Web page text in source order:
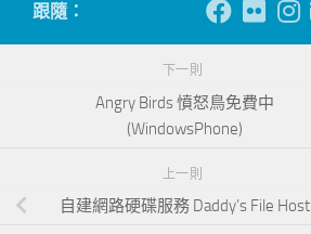
跟隨：
下一則
Angry Birds 憤怒鳥免費中
(WindowsPhone)
上一則
自建網路硬碟服務 Daddy’s File Host